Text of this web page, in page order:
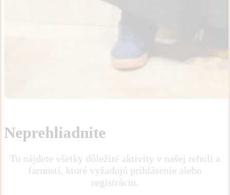
Neprehliadnite
Tu nájdete všetky dôležité aktivity v našej reholi a
farnosti, ktoré vyžadujú prihlásenie alebo
registráciu.